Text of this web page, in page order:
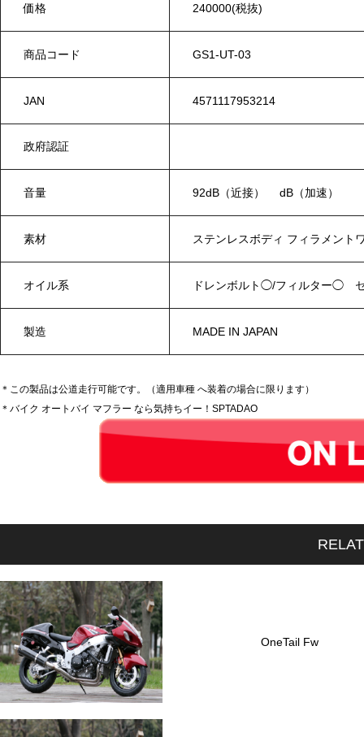
価格 240000(税抜)
商品コード GS1-UT-03
JAN 4571117953214
政府認証
音量 92dB（近接） dB（加速）
素材 ステンレスボディ フィラメント
オイル系 ドレンボルト◯/フィルター◯ セ
製造 MADE IN JAPAN
＊この製品は公道走行可能です。（適用車種 へ装着の場合に限ります）
＊バイク オートバイ マフラー なら気持ちイー！SPTADAO
OneTail Fw